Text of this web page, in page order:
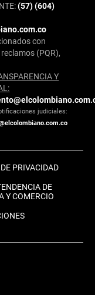
(57) (604)
con
(PQR),
Y
judiciales:
PRIVACIDAD
DE
Y COMERCIO